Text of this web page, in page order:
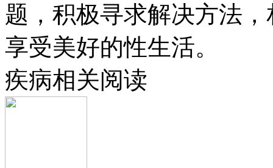
题，积极寻求解决方法
享受美好的性生活。
疾病相关阅读